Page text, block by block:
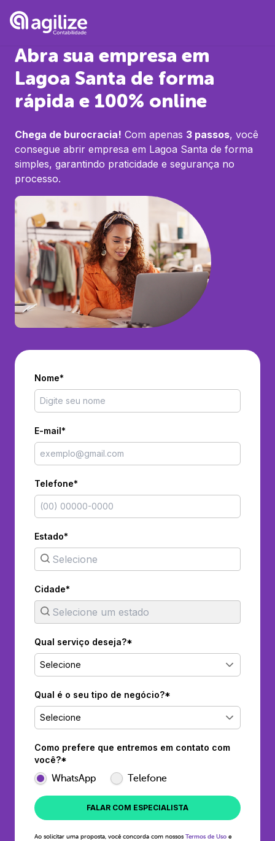
Abra sua empresa em
Lagoa Santa de forma
rápida e 100% online
Chega de burocracia! Com apenas 3 passos, você
consegue abrir empresa em Lagoa Santa de forma
simples, garantindo praticidade e segurança no
processo.
Nome*
E-mail*
Telefone*
Estado*
Cidade*
Qual serviço deseja?*
Selecione
Qual é o seu tipo de negócio?*
Selecione
Como prefere que entremos em contato com
você?*
WhatsApp Telefone
FALAR COM ESPECIALISTA
Ao solicitar uma proposta, você concorda com nossos Termos de Uso e